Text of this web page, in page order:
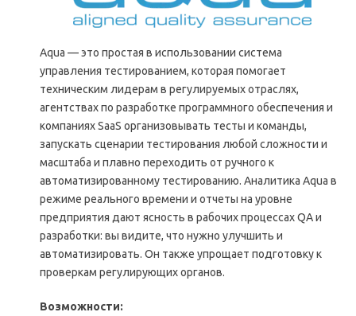
Aqua — это простая в использовании система
управления тестированием, которая помогает
техническим лидерам в регулируемых отраслях,
агентствах по разработке программного обеспечения и
компаниях SaaS организовывать тесты и команды,
запускать сценарии тестирования любой сложности и
масштаба и плавно переходить от ручного к
автоматизированному тестированию. Аналитика Aqua в
режиме реального времени и отчеты на уровне
предприятия дают ясность в рабочих процессах QA и
разработки: вы видите, что нужно улучшить и
автоматизировать. Он также упрощает подготовку к
проверкам регулирующих органов.
Возможности: